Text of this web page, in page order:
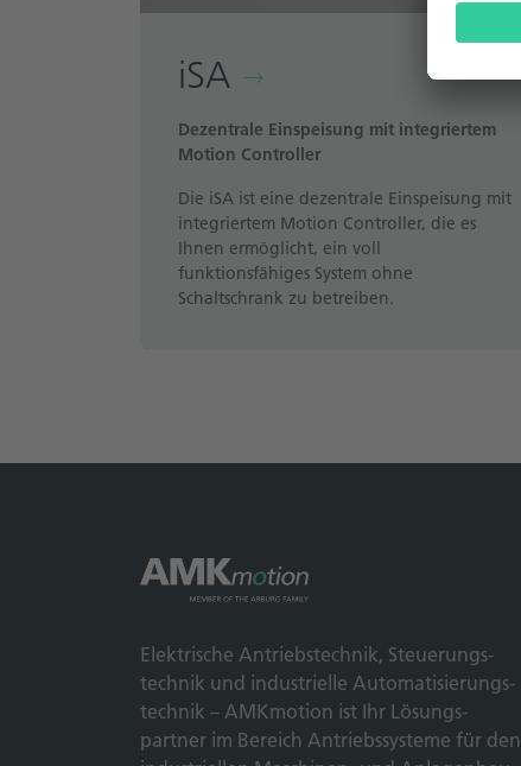
iSA
Dezentrale Einspeisung mit integriertem
Motion Controller
Die iSA ist eine dezentrale Einspeisung mit
integriertem Motion Controller, die es
Ihnen ermöglicht, ein voll
funktionsfähiges System ohne
Schaltschrank zu betreiben.
Elek­trische Antriebs­technik, Steuerungs­
technik und indus­trielle Automatisierungs­
technik – AMKmotion ist Ihr Lösungs­
partner im Bereich Antriebs­systeme für den